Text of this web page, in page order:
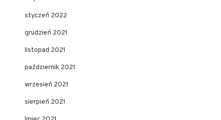
styczeń 2022
grudzień 2021
listopad 2021
październik 2021
wrzesień 2021
sierpień 2021